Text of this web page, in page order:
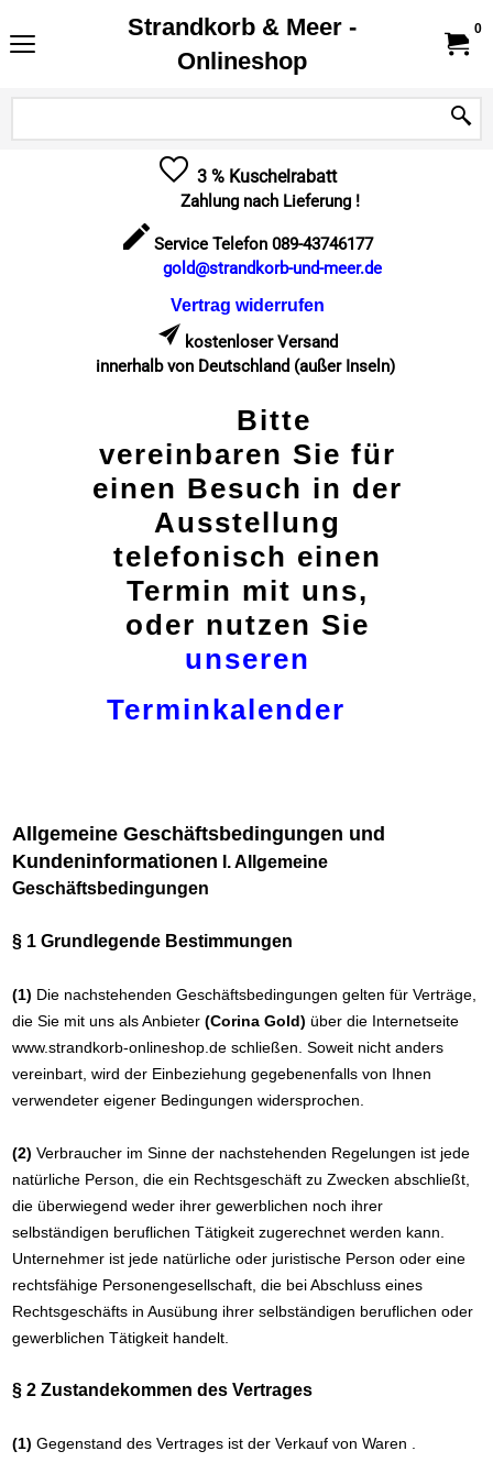
Strandkorb & Meer -
Onlineshop
0
3 % Kuschelrabatt
Zahlung nach Lieferung !
Service Telefon 089-43746177
gold@strandkorb-und-meer.de
Vertrag widerrufen
kostenloser Versand
innerhalb von Deutschland (außer Inseln)
Bitte
vereinbaren Sie für
einen Besuch in der
Ausstellung
telefonisch einen
Termin mit uns,
oder nutzen Sie
unseren
Terminkalender
Allgemeine Geschäftsbedingungen und
Kundeninformationen I. Allgemeine
Geschäftsbedingungen
§ 1 Grundlegende Bestimmungen
(1) Die nachstehenden Geschäftsbedingungen gelten für Verträge,
die Sie mit uns als Anbieter (Corina Gold) über die Internetseite
www.strandkorb-onlineshop.de schließen. Soweit nicht anders
vereinbart, wird der Einbeziehung gegebenenfalls von Ihnen
verwendeter eigener Bedingungen widersprochen.
(2) Verbraucher im Sinne der nachstehenden Regelungen ist jede
natürliche Person, die ein Rechtsgeschäft zu Zwecken abschließt,
die überwiegend weder ihrer gewerblichen noch ihrer
selbständigen beruflichen Tätigkeit zugerechnet werden kann.
Unternehmer ist jede natürliche oder juristische Person oder eine
rechtsfähige Personengesellschaft, die bei Abschluss eines
Rechtsgeschäfts in Ausübung ihrer selbständigen beruflichen oder
gewerblichen Tätigkeit handelt.
§ 2 Zustandekommen des Vertrages
(1) Gegenstand des Vertrages ist der Verkauf von Waren .